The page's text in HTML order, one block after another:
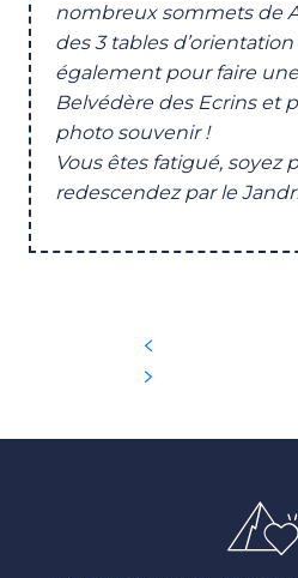
nombreux sommets de
des 3 tables
également pour faire
Belvédère des Ecrins et
photo souvenir !
Vous êtes fatigué, soyez
redescendez par le